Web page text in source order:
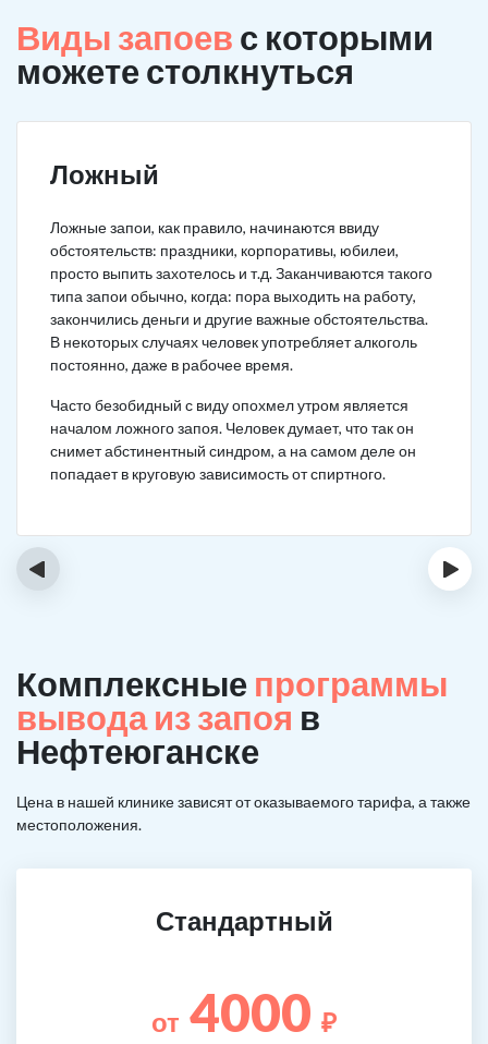
Виды запоев с которыми
можете столкнуться
Ложный
Ложные запои, как правило, начинаются ввиду
обстоятельств: праздники, корпоративы, юбилеи,
просто выпить захотелось и т.д. Заканчиваются такого
типа запои обычно, когда: пора выходить на работу,
закончились деньги и другие важные обстоятельства.
В некоторых случаях человек употребляет алкоголь
постоянно, даже в рабочее время.
Часто безобидный с виду опохмел утром является
началом ложного запоя. Человек думает, что так он
снимет абстинентный синдром, а на самом деле он
попадает в круговую зависимость от спиртного.
‹ ›
Комплексные программы
вывода из запоя в
Нефтеюганске
Цена в нашей клинике зависят от оказываемого тарифа, а также
местоположения.
Стандартный
от 4000 ₽